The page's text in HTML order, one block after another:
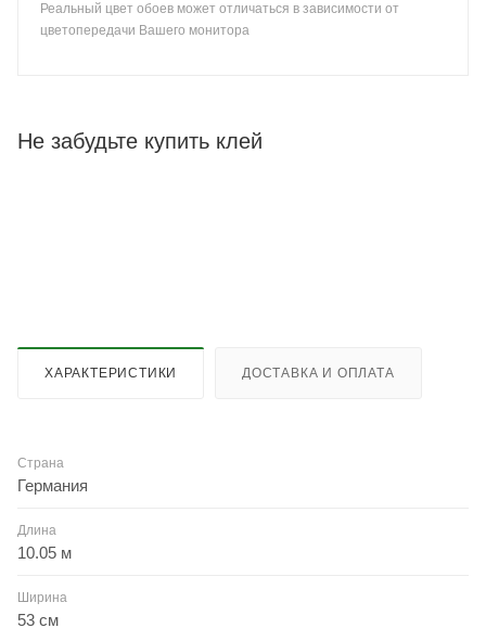
Реальный цвет обоев может отличаться в зависимости от
цветопередачи Вашего монитора
Не забудьте купить клей
ХАРАКТЕРИСТИКИ ДОСТАВКА И ОПЛАТА
Страна
Германия
Длина
10.05 м
Ширина
53 см